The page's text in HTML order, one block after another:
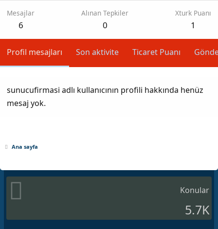
Mesajlar
6
Alınan Tepkiler
0
Xturk Puanı
1
Profil mesajları Son aktivite Ticaret Puanı
sunucufirmasi adlı kullanıcının profili hakkında henüz
mesaj yok.
Ana sayfa
Konular
5.7K